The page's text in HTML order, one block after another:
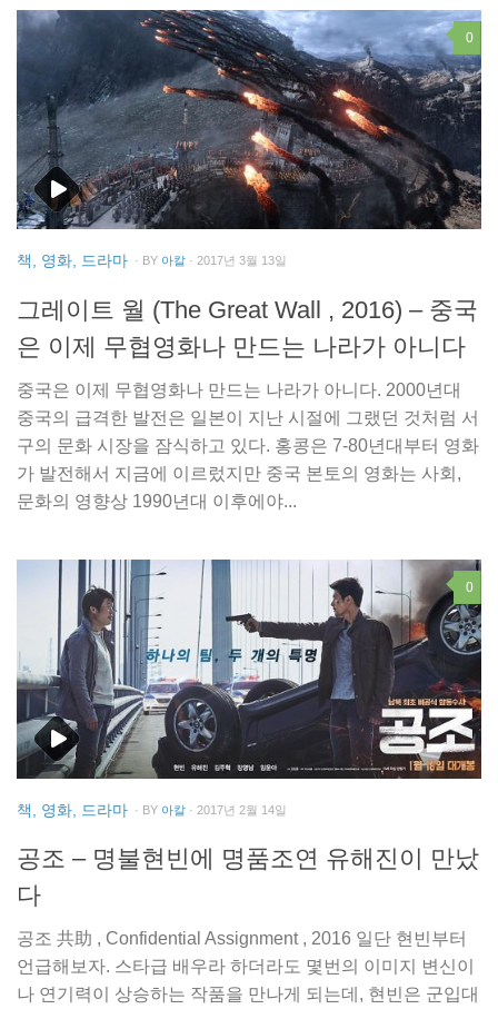
0
책, 영화, 드라마 · BY 아칼 · 2017년 3월 13일
그레이트 월 (The Great Wall , 2016) – 중국
은 이제 무협영화나 만드는 나라가 아니다
중국은 이제 무협영화나 만드는 나라가 아니다. 2000년대
중국의 급격한 발전은 일본이 지난 시절에 그랬던 것처럼 서
구의 문화 시장을 잠식하고 있다. 홍콩은 7-80년대부터 영화
가 발전해서 지금에 이르렀지만 중국 본토의 영화는 사회,
문화의 영향상 1990년대 이후에야...
0
책, 영화, 드라마 · BY 아칼 · 2017년 2월 14일
공조 – 명불현빈에 명품조연 유해진이 만났
다
공조 共助 , Confidential Assignment , 2016 일단 현빈부터
언급해보자. 스타급 배우라 하더라도 몇번의 이미지 변신이
나 연기력이 상승하는 작품을 만나게 되는데, 현빈은 군입대